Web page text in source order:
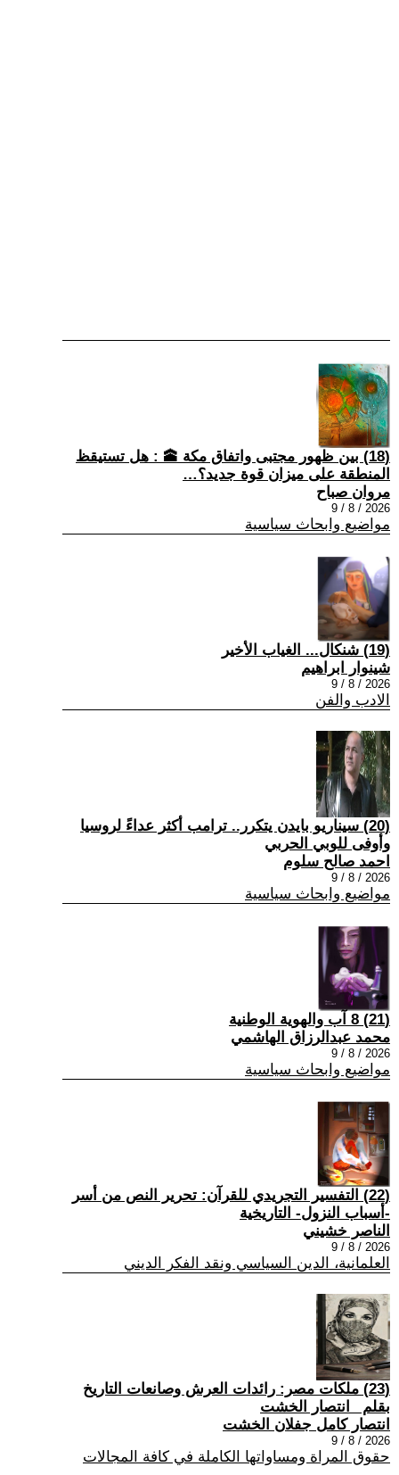
(18) بين ظهور مجتبى واتفاق مكة 🕋 : هل تستيقظ
المنطقة على ميزان قوة جديد؟…
مروان صباح
2026 / 8 / 9
مواضيع وابحاث سياسية
(19) شنكال... الغياب الأخير
شينوار ابراهيم
2026 / 8 / 9
الادب والفن
(20) سيناريو بايدن يتكرر.. ترامب أكثر عداءً لروسيا
وأوفى للوبي الحربي
احمد صالح سلوم
2026 / 8 / 9
مواضيع وابحاث سياسية
(21) 8 آب والهوية الوطنية
محمد عبدالرزاق الهاشمي
2026 / 8 / 9
مواضيع وابحاث سياسية
(22) التفسير التجريدي للقرآن: تحرير النص من أسر
-أسباب النزول- التاريخية
الناصر خشيني
2026 / 8 / 9
العلمانية، الدين السياسي ونقد الفكر الديني
(23) ملكات مصر: رائدات العرش وصانعات التاريخ
بقلم _انتصار الخشت
انتصار كامل جفلان الخشت
2026 / 8 / 9
حقوق المراة ومساواتها الكاملة في كافة المجالات